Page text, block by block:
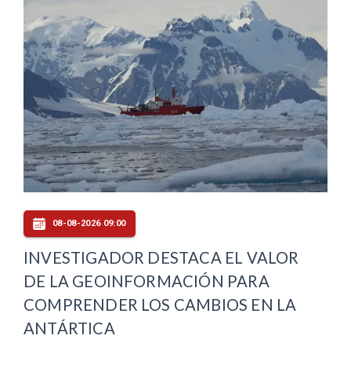
08-08-2026 09:00
INVESTIGADOR DESTACA EL VALOR
DE LA GEOINFORMACIÓN PARA
COMPRENDER LOS CAMBIOS EN LA
ANTÁRTICA